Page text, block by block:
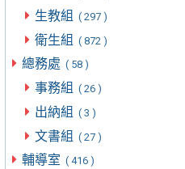
生教組 ( 297 )
衛生組 ( 872 )
總務處 ( 58 )
事務組 ( 26 )
出納組 ( 3 )
文書組 ( 27 )
輔導室 ( 416 )